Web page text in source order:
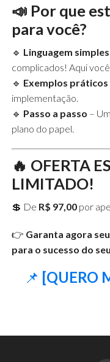
📣 Por que
para você?
🔹 Linguagem
complicados! Aqui
🔹 Exemplos práticos
implementação.
🔹 Passo a passo –
plano do papel.
🔥 OFERTA
LIMITADO!
💲 De R$ 97,00por
👉 Garanta agora
para o sucesso do
📌 [QUERO